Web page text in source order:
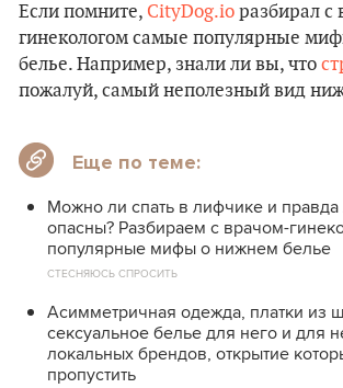
Если помните, CityDog.io разбирал с
гинекологом самые популярные
белье. Например, знали ли вы, что
пожалуй, самый неполезный вид
Еще по теме:
Можно ли спать в лифчике и правда
опасны? Разбираем с врачом-
популярные мифы о нижнем белье
СТЕСНЯЮСЬ СПРОСИТЬ
Асимметричная одежда, платки из
сексуальное белье для него и для
локальных брендов, открытие
пропустить